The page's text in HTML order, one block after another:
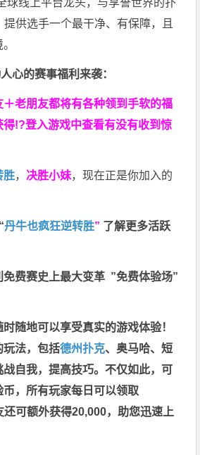
提供选手一个最干净、有保障，且
心的赛事福利来袭：
＋老朋友都将有各种领到手软的福
!?登入游戏中查看有没有收到惊
胜， 决胜小妹，现在正是你加入的
丹牛也疯狂逆转胜” 了解更多活跃
免费赛史上最大变革 ”免费体验场”
随地可以享受真实的游戏体验！
玩法，包括德州扑克、奥马哈、短
自我，提高技巧。不仅如此， 可
，所有玩家每日可以领取
可额外获得20,000，助您迅速上